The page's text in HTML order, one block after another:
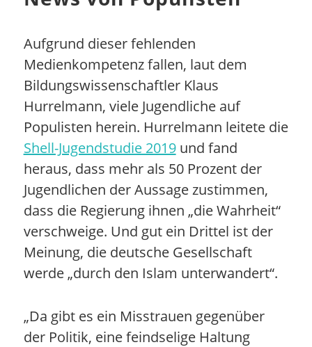
Aufgrund dieser fehlenden
Medienkompetenz fallen, laut dem
Bildungswissenschaftler Klaus
Hurrelmann, viele Jugendliche auf
Populisten herein. Hurrelmann leitete die
Shell-Jugendstudie 2019und fand
heraus, dass mehr als 50 Prozent der
Jugendlichen der Aussage zustimmen,
dass die Regierung ihnen „die Wahrheit“
verschweige. Und gut ein Drittel ist der
Meinung, die deutsche Gesellschaft
werde „durch den Islam unterwandert“.
„Da gibt es ein Misstrauen gegenüber
der Politik, eine feindselige Haltung